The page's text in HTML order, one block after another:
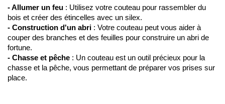
- Allumer un feu : Utilisez votre couteau pour rassembler du
bois et créer des étincelles avec un silex.
- Construction d'un abri : Votre couteau peut vous aider à
couper des branches et des feuilles pour construire un abri de
fortune.
- Chasse et pêche : Un couteau est un outil précieux pour la
chasse et la pêche, vous permettant de préparer vos prises sur
place.